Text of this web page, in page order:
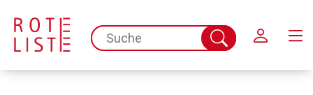
spc.search.input.placeholder
Suche
abschicken